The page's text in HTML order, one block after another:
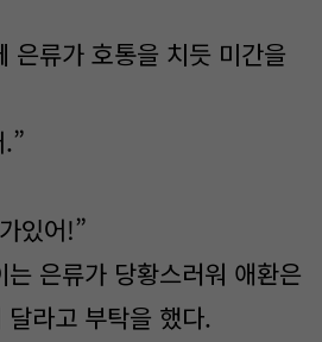
은류가 호통을 치듯 미간을
있어!”
은류가 당황스러워 애환은
라고 부탁을 했다.